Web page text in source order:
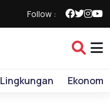
Follow :
Lingkungan Ekonomi